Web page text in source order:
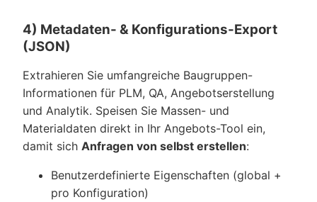
4) Metadaten- & Konfigurations-Export
(JSON)
Extrahieren Sie umfangreiche Baugruppen-
Informationen für PLM, QA, Angebotserstellung
und Analytik. Speisen Sie Massen- und
Materialdaten direkt in Ihr Angebots-Tool ein,
damit sich Anfragen von selbst erstellen:
Benutzerdefinierte Eigenschaften (global +
pro Konfiguration)